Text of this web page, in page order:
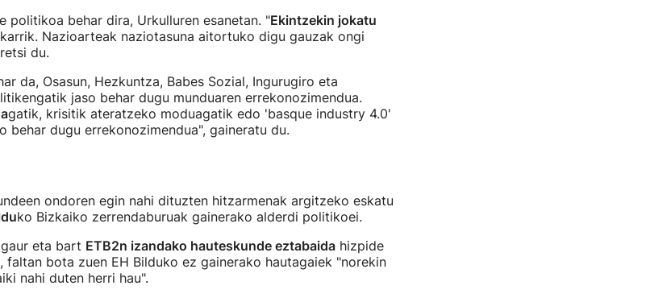
politikoa behar dira, Urkulluren esanetan. "Ekintzekin jokatu
Nazioarteak naziotasuna aitortuko digu gauzak ongi
du.
da, Osasun, Hezkuntza, Babes Sozial, Ingurugiro eta
jaso behar dugu munduaren errekonozimendua.
gatik, krisitik ateratzeko moduagatik edo 'basque industry 4.0'
behar dugu errekonozimendua", gaineratu du.
ondoren egin nahi dituzten hitzarmenak argitzeko eskatu
ko Bizkaiko zerrendaburuak gainerako alderdi politikoei.
eta bart ETB2n izandako hauteskunde eztabaidahizpide
faltan bota zuen EH Bilduko ez gainerako hautagaiek "norekin
nahi duten herri hau".